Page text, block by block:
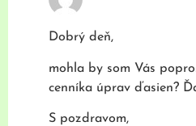
Dobrý deň,
mohla by som Vás
cenníka úprav ďasien?
S pozdravom,